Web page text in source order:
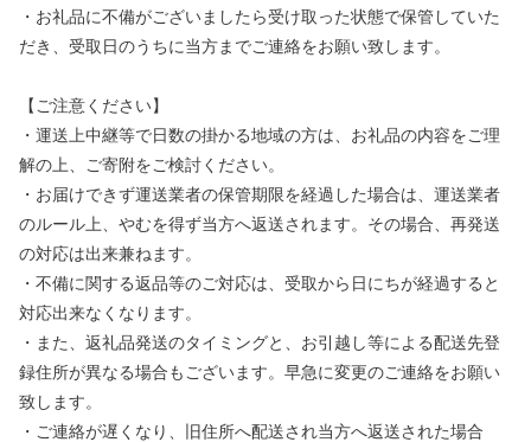
・お礼品に不備がございましたら受け取った状態で保管していた
だき、受取日のうちに当方までご連絡をお願い致します。
【ご注意ください】
・運送上中継等で日数の掛かる地域の方は、お礼品の内容をご理
解の上、ご寄附をご検討ください。
・お届けできず運送業者の保管期限を経過した場合は、運送業者
のルール上、やむを得ず当方へ返送されます。その場合、再発送
の対応は出来兼ねます。
・不備に関する返品等のご対応は、受取から日にちが経過すると
対応出来なくなります。
・また、返礼品発送のタイミングと、お引越し等による配送先登
録住所が異なる場合もございます。早急に変更のご連絡をお願い
致します。
・ご連絡が遅くなり、旧住所へ配送され当方へ返送された場合